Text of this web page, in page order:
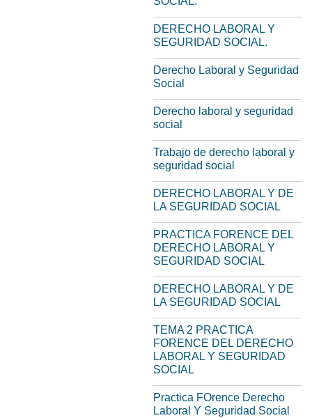
DERECHO LABORAL Y
SEGURIDAD SOCIAL.
Derecho Laboral y Seguridad
Social
Derecho laboral y seguridad
social
Trabajo de derecho laboral y
seguridad social
DERECHO LABORAL Y DE
LA SEGURIDAD SOCIAL
PRACTICA FORENCE DEL
DERECHO LABORAL Y
SEGURIDAD SOCIAL
DERECHO LABORAL Y DE
LA SEGURIDAD SOCIAL
TEMA 2 PRACTICA
FORENCE DEL DERECHO
LABORAL Y SEGURIDAD
SOCIAL
Practica FOrence Derecho
Laboral Y Seguridad Social